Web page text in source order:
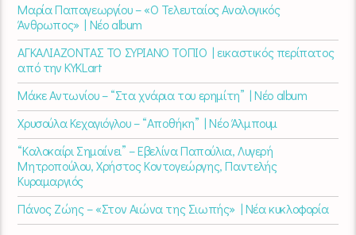
Μαρία Παπαγεωργίου – «Ο Τελευταίος Αναλογικός
Άνθρωπος» | Νέο album
ΑΓΚΑΛΙΑΖΟΝΤΑΣ ΤΟ ΣΥΡΙΑΝΟ ΤΟΠΙΟ | εικαστικός περίπατος
από την KYKLart
Μάκε Αντωνίου – “Στα χνάρια του ερημίτη” | Νέο album
Χρυσούλα Κεχαγιόγλου – “Αποθήκη” | Νέο Άλμπουμ
“Καλοκαίρι Σημαίνει” – Εβελίνα Παπούλια, Λυγερή
Μητροπούλου, Χρήστος Κοντογεώργης, Παντελής
Κυραμαργιός
Πάνος Ζώης – «Στον Αιώνα της Σιωπής» | Νέα κυκλοφορία